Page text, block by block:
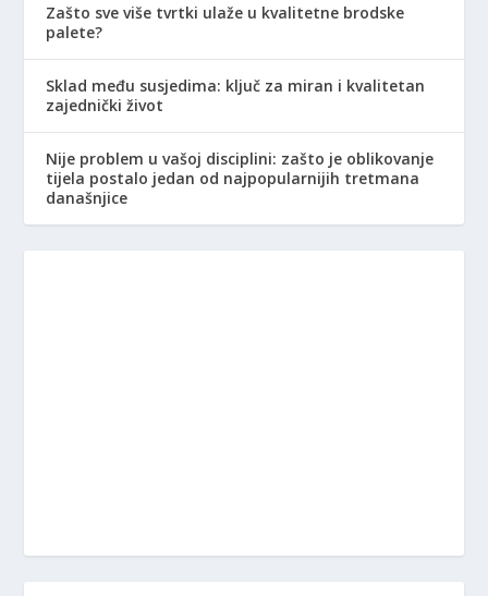
Zašto sve više tvrtki ulaže u kvalitetne brodske
palete?
Sklad među susjedima: ključ za miran i kvalitetan
zajednički život
Nije problem u vašoj disciplini: zašto je oblikovanje
tijela postalo jedan od najpopularnijih tretmana
današnjice